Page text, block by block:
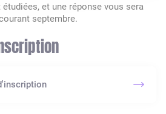
et une réponse vous sera
septembre.